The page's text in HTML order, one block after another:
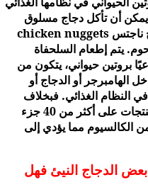
أن تأكل دجاج مسلوق
باعتدال. وليس على صورة دجاج ناجتس chicken nuggets
يتم إطعام السلحفاة
بروتين حيواني، يتكون من
الهامبرجر أو الدجاج أو
النظام الغذائي. فبخلاف
التلوث بالبكتيريا، تحتوي هذه المنتجات على أكثر من 40 جزء
مما يؤدي إلى
الدجاج النيئ فهل